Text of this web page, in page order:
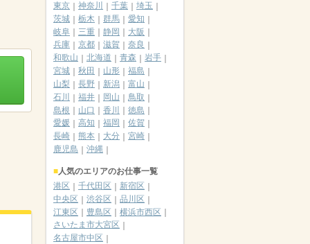
東京
神奈川 千葉
埼玉
茨城
栃木 群馬
愛知
岐阜
三重 静岡
大阪
兵庫
京都 滋賀
奈良
和歌山
北海道 青森
岩手
宮城
秋田 山形
福島
山梨
長野 新潟
富山
石川
福井 岡山
鳥取
島根
山口 香川
徳島
愛媛
高知 福岡
佐賀
長崎
熊本 大分
宮崎
鹿児島
沖縄
人気のエリアのお仕事一覧
港区
千代田区
新宿区
中央区
渋谷区
品川区
江東区
豊島区
横浜市西区
さいたま市大宮区
名古屋市中区